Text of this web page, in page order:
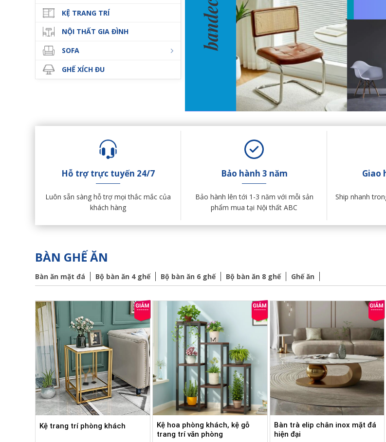
KỆ TRANG TRÍ
NỘI THẤT GIA ĐÌNH
SOFA
GHẾ XÍCH ĐU
Hỗ trợ trực tuyến 24/7
Luôn sẵn sàng hỗ trợ mọi thắc mắc của
khách hàng
Bảo hành 3 năm
Bảo hành lên tới 1-3 năm với mỗi sản
phẩm mua tại Nội thất ABC
Giao
Ship nhanh
BÀN GHẾ ĂN
Bàn ăn mặt đá Bộ bàn ăn 4 ghế Bộ bàn ăn 6 ghế Bộ bàn ăn 8 ghế Ghế ăn
Kệ trang trí phòng khách
Kệ hoa phòng khách, kệ gỗ
trang trí văn phòng
Bàn trà elip chân inox mặt đá
hiện đại